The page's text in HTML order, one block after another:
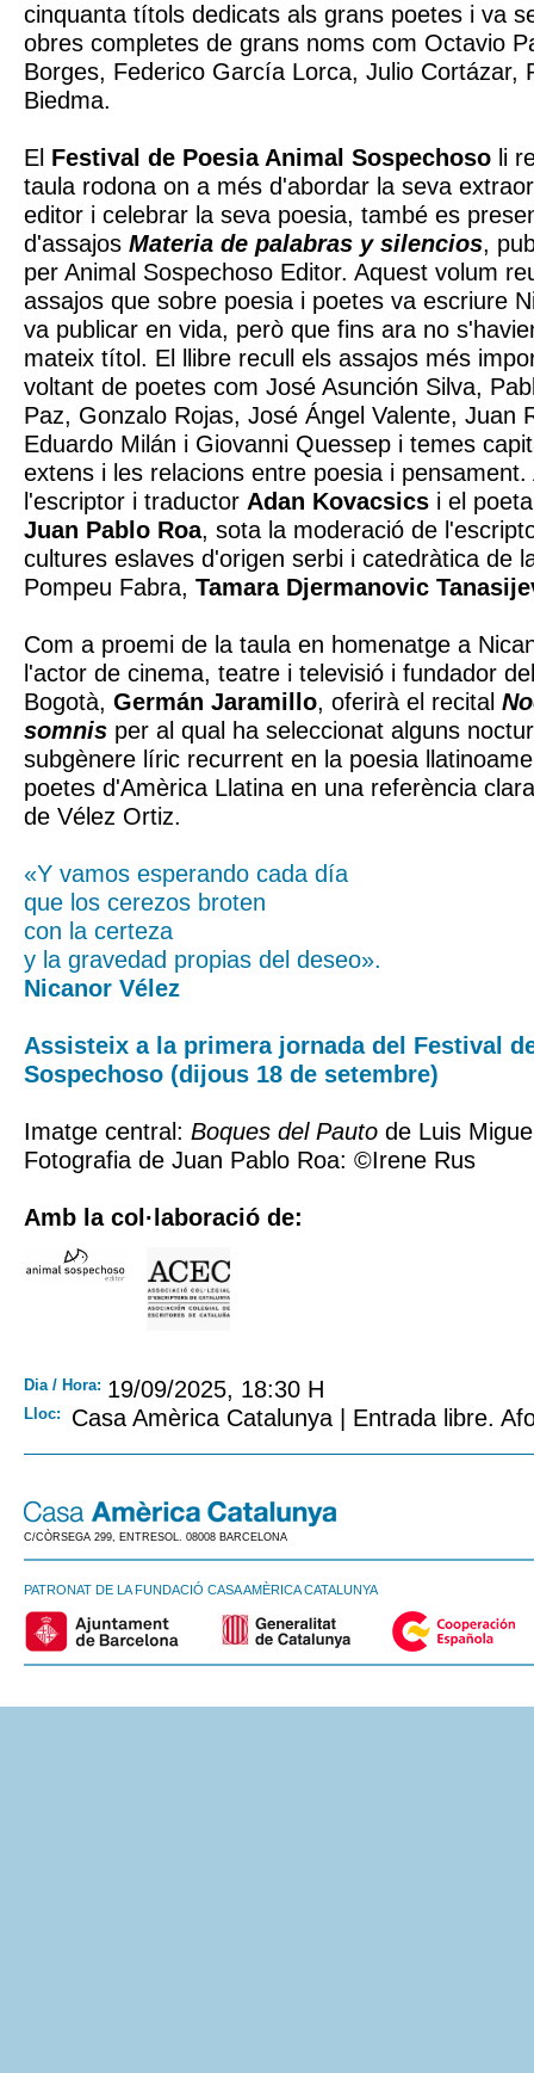
cinquanta títols dedicats als grans poetes i va
obres completes de grans noms com Octavio
Borges, Federico García Lorca, Julio Cortázar,
Biedma.
El Festival de Poesia Animal Sospechoso li
taula rodona on a més d'abordar la seva
editor i celebrar la seva poesia, també es
d'assajos Materia de palabras y silencios,
per Animal Sospechoso Editor. Aquest volum
assajos que sobre poesia i poetes va escriure
va publicar en vida, però que fins ara no
mateix títol. El llibre recull els assajos més
voltant de poetes com José Asunción Silva,
Paz, Gonzalo Rojas, José Ángel Valente, Juan
Eduardo Milán i Giovanni Quessep i temes
extens i les relacions entre poesia i
l'escriptor i traductor Adan Kovacsics i el
Juan Pablo Roa, sota la moderació de
cultures eslaves d'origen serbi i catedràtica de
Pompeu Fabra, Tamara Djermanovic
Com a proemi de la taula en homenatge a
l'actor de cinema, teatre i televisió i fundador
Bogotà, Germán Jaramillo, oferirà el recital
somnis per al qual ha seleccionat alguns
subgènere líric recurrent en la poesia
poetes d'Amèrica Llatina en una referència
de Vélez Ortiz.
«Y vamos esperando cada día
que los cerezos broten
con la certeza
y la gravedad propias del deseo».
Nicanor Vélez
Assisteix a la primera jornada del Festival
Sospechoso (dijous 18 de setembre)
Imatge central: Boques del Pauto de Luis
Fotografia de Juan Pablo Roa: ©Irene Rus
Amb la col·laboració de:
Dia / Hora: 19/09/2025, 18:30 H
Lloc: Casa Amèrica Catalunya | Entrada libre.
C/CÒRSEGA 299, ENTRESOL. 08008 BARCELONA
PATRONAT DE LA FUNDACIÓ CASA AMÈRICA CATALUNYA